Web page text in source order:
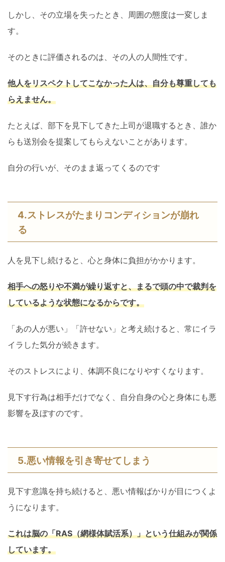
しかし、その立場を失ったとき、周囲の態度は一変しま
す。
そのときに評価されるのは、その人の人間性です。
他人をリスペクトしてこなかった人は、自分も尊重しても
らえません。
たとえば、部下を見下してきた上司が退職するとき、誰か
らも送別会を提案してもらえないことがあります。
自分の行いが、そのまま返ってくるのです
4.ストレスがたまりコンディションが崩れ
る
人を見下し続けると、心と身体に負担がかかります。
相手への怒りや不満が繰り返すと、まるで頭の中で裁判を
しているような状態になるからです。
「あの人が悪い」「許せない」と考え続けると、常にイラ
イラした気分が続きます。
そのストレスにより、体調不良になりやすくなります。
見下す行為は相手だけでなく、自分自身の心と身体にも悪
影響を及ぼすのです。
5.悪い情報を引き寄せてしまう
見下す意識を持ち続けると、悪い情報ばかりが目につくよ
うになります。
これは脳の「RAS（網様体賦活系）」という仕組みが関係
しています。